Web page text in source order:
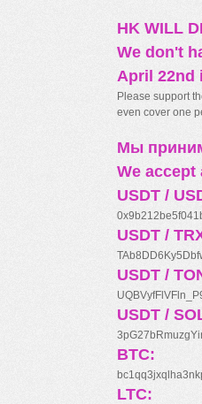
HK WILL
We don't
April 22nd
Please support
even cover one
Мы
We accept
USDT /
USDT /
USDT /
USDT /
BTC:
LTC: